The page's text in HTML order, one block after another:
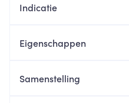
Indicatie
Eigenschappen
Samenstelling